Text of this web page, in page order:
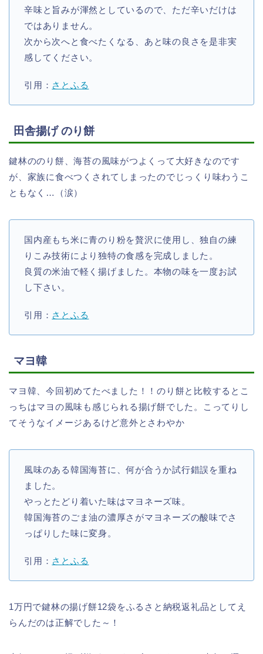
辛味と旨みが渾然としているので、ただ辛いだけは
ではありません。
次から次へと食べたくなる、あと味の良さを是非実
感してください。
引用： さとふる
田舎揚げ のり餅
鍵林ののり餅、海苔の風味がつよくって大好きなのです
が、家族に食べつくされてしまったのでじっくり味わうこ
ともなく…（涙）
国内産もち米に青のり粉を贅沢に使用し、独自の練
りこみ技術により独特の食感を完成しました。
良質の米油で軽く揚げました。本物の味を一度お試
し下さい。
引用： さとふる
マヨ韓
マヨ韓、今回初めてたべました！！のり餅と比較するとこ
っちはマヨの風味も感じられる揚げ餅でした。こってりし
てそうなイメージあるけど意外とさわやか
風味のある韓国海苔に、何が合うか試行錯誤を重ね
ました。
やっとたどり着いた味はマヨネーズ味。
韓国海苔のごま油の濃厚さがマヨネーズの酸味でさ
っぱりした味に変身。
引用： さとふる
1万円で鍵林の揚げ餅12袋をふるさと納税返礼品としてえ
らんだのは正解でした～！